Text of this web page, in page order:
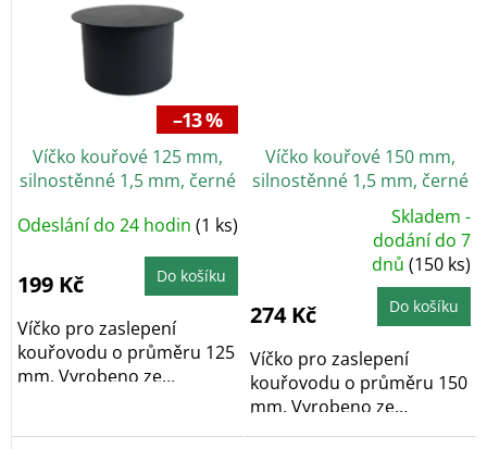
–13 %
Víčko kouřové 125 mm,
silnostěnné 1,5 mm, černé
Odeslání do 24 hodin (1 ks)
199 Kč Do košíku
Víčko pro zaslepení
kouřovodu o průměru 125
mm. Vyrobeno ze
Víčko kouřové 150 mm,
silnostěnné 1,5 mm, černé
z
5
hvězdiček.
Skladem -
dodání do 7
dnů(150 ks)
274 Kč Do košíku
Víčko pro zaslepení
kouřovodu o průměru 150
mm. Vyrobeno ze
silnostěnného plechu o...